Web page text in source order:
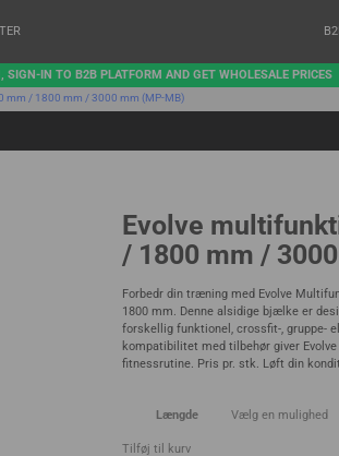
SIGN-IN TO B2B PLATFORM AND GET WHOLESALE PRICES
mm / 1800 mm / 3000 mm (MP-MB)
Evolve
/ 1800 mm /
Forbedr din træning med Evolve
1800 mm. Denne alsidige bjælke er
forskellig funktionel, crossfit-, gruppe-
kompatibilitet med tilbehør giver
fitnessrutine. Pris pr. stk. Løft din
Længde
Tilføj til kurv